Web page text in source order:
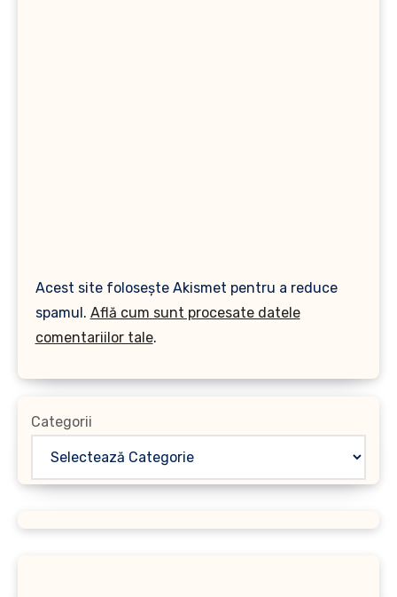
Acest site folosește Akismet pentru a reduce
spamul. Află cum sunt procesate datele
comentariilor tale.
Categorii